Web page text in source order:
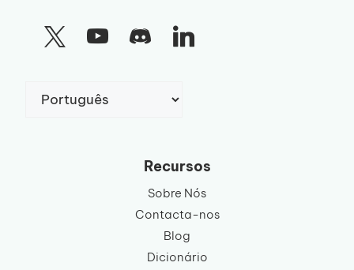
um
Recursos
Sobre Nós
Contacta-nos
Blog
Dicionário